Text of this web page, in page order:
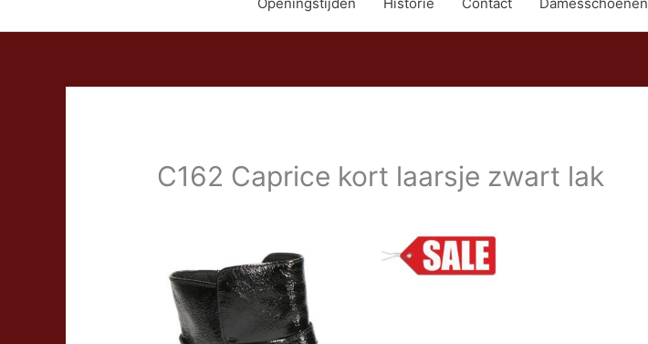
C162 Caprice kort laarsje zwart lak